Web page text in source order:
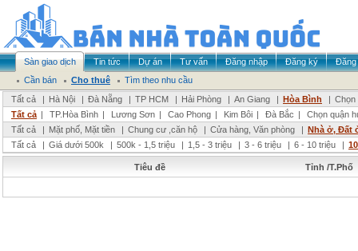
Sàn giao dịch Tin tức Dự án Tư vấn Đăng nhập Đăng ký
Đăng
Cần bán
Cho thuê
Tìm theo nhu cầu
Tất cả
| Hà Nội | Đà Nẵng | TP HCM | Hải Phòng | An Giang | Hòa Bình | Chọn
Tất cả | TP.Hòa Bình | Lương Sơn | Cao Phong | Kim Bôi | Đà Bắc |
Chọn quận
Tất cả
| Mặt phố, Mặt tiền | Chung cư ,căn hộ | Cửa hàng, Văn phòng | Nhà ở, Đất
Tất cả
| Giá dưới 500k | 500k - 1,5 triệu | 1,5 - 3 triệu | 3 - 6 triệu | 6 - 10 triệu |
Tiêu đề Tỉnh /T.Phố